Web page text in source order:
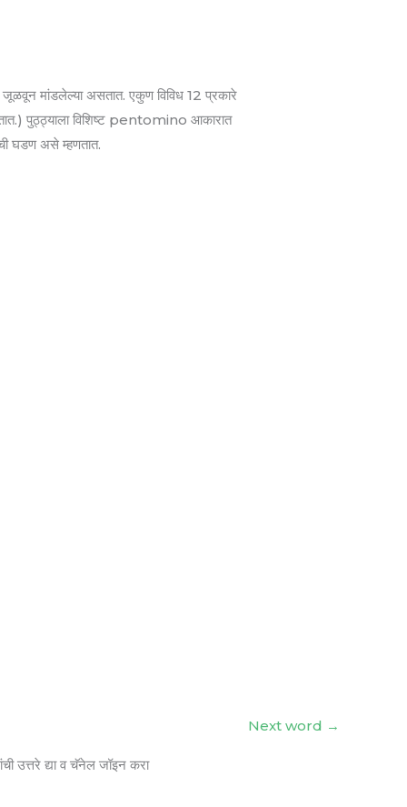
मांडलेल्या असतात. एकुण विविध 12 प्रकारे
पुठ्ठ्याला विशिष्ट pentomino आकारात
घडण असे म्हणतात.
Next word →
उत्तरे द्या व चॅनेल जॉइन करा